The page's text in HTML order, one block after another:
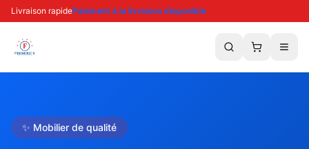
Livraison rapidePaiement à la livraison disponible
✨ Mobilier de qualité